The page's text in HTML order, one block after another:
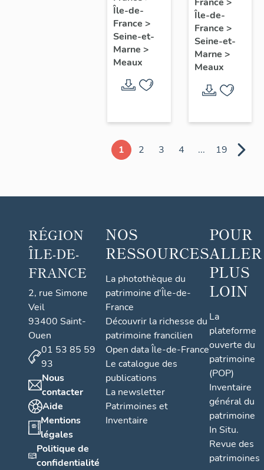
chapelle
axiale
Île-de-
France >
Seine-et-
Marne >
Meaux
armoiries
d'évêques
et du
pape Pie
Île-de-
France >
Seine-et-
Marne >
Meaux
1 2 3 4 ... 19
RÉGION
ÎLE-DE-
FRANCE
2, rue Simone
Veil
93400 Saint-
Ouen
01 53 85 59
93
Nous
contacter
Aide
Mentions
légales
Politique de
confidentialité
NOS
RESSOURCES
La photothèque du
patrimoine d'Île-de-
France
Découvrir la richesse du
patrimoine francilien
Open data Île-de-France
Le catalogue des
publications
La newsletter
Patrimoines et
Inventaire
POUR
ALLER
PLUS
LOIN
La
plateforme
ouverte du
patrimoine
(POP)
Inventaire
général du
patrimoine
In Situ.
Revue des
patrimoines